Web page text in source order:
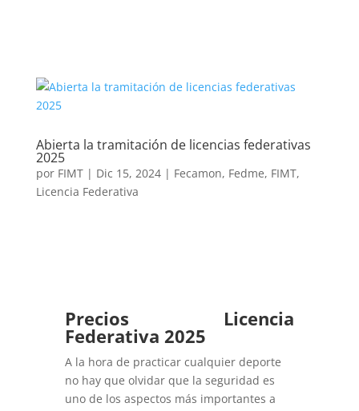
Abierta la tramitación de licencias federativas
2025
por FIMT| Dic 15, 2024| Fecamon, Fedme, FIMT,
Licencia Federativa
Precios Licencia
Federativa 2025
A la hora de practicar cualquier deporte
no hay que olvidar que la seguridad es
uno de los aspectos más importantes a